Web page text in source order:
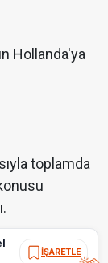
Hollanda'ya
toplamda
İŞARETLE